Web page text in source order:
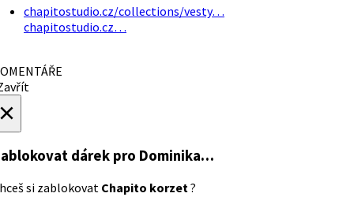
chapitostudio.cz/collections/vesty…
chapitostudio.cz…
dárek pro Dominika…
si zablokovat Chapito korzet?